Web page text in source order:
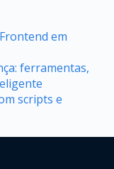
em
ferramentas,
scripts e